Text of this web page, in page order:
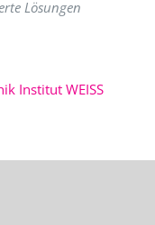
Lösungen
Institut WEISS